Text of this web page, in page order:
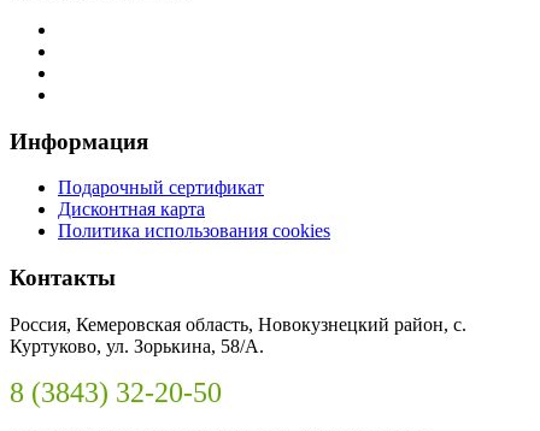
Информация
Подарочный сертификат
Дисконтная карта
Политика использования cookies
Контакты
Россия, Кемеровская область, Новокузнецкий район, с.
Куртуково, ул. Зорькина, 58/А.
8 (3843) 32-20-50